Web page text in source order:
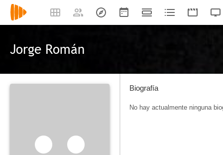
Jorge Román
Biografía
No hay actualmente ninguna